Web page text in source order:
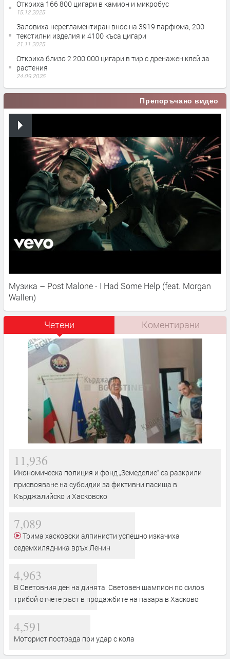
Откриха 166 800 цигари в камион и микробус
15.12.2025
Заловиха нерегламентиран внос на 3919 парфюма, 200
текстилни изделия и 4100 къса цигари
21.11.2025
Откриха близо 2 200 000 цигари в тир с дренажен клей за
растения
24.09.2025
Препоръчано видео
Музика – Post Malone - I Had Some Help (feat. Morgan
Wallen)
Четени Коментирани
11,936
Икономическа полиция и фонд „Земеделие“ са разкрили
присвояване на субсидии за фиктивни пасища в
Кърджалийско и Хасковско
7,089
седемхилядника връх Ленин
4,963
В Световния ден на динята: Световен шампион по силов
трибой отчете ръст в продажбите на пазара в Хасково
4,591
Моторист пострада при удар с кола